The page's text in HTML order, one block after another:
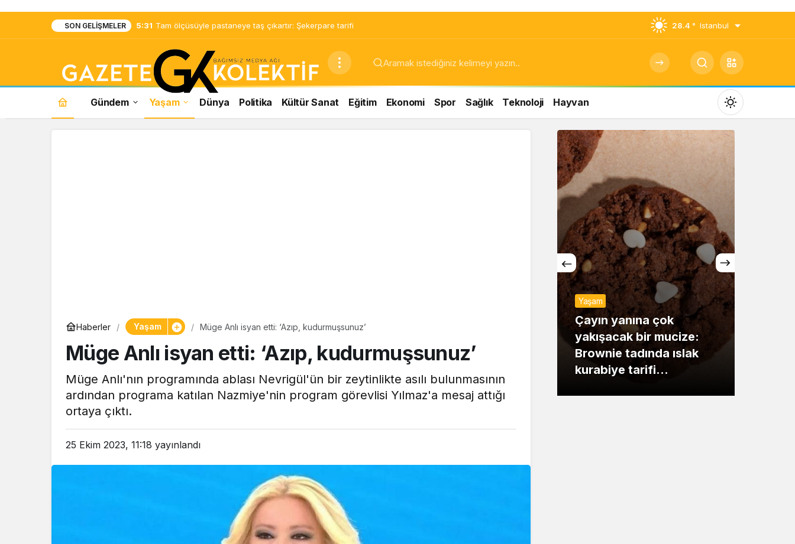
SON GELIŞMELER 5:31 Tam ölçüsüyle pastaneye taş çıkartır: Şekerpare tarifi 28.4 ° Istanbul
Gündem Yaşam Dünya Politika Kültür Sanat Eğitim Ekonomi Spor Sağlık Teknoloji Hayvan
Mod
değiştir
Gündüz Modu
Gündüz modunu seçin.
Gece Modu
Gece modunu seçin.
Sistem Modu
Sistem modunu seçin.
Haberler Yaşam Müge Anlı isyan etti: ‘Azıp, kudurmuşsunuz’
Müge Anlı isyan etti: ‘Azıp, kudurmuşsunuz’
Müge Anlı'nın programında ablası Nevrigül'ün bir zeytinlikte asılı bulunmasının
ardından programa katılan Nazmiye'nin program görevlisi Yılmaz'a mesaj attığı
ortaya çıktı.
25 Ekim 2023, 11:18 yayınlandı
pastaneye taş çıkartır:
Yaşam
Çayın yanına çok
yakışacak bir mucize:
Brownie tadında ıslak
kurabiye tarifi…